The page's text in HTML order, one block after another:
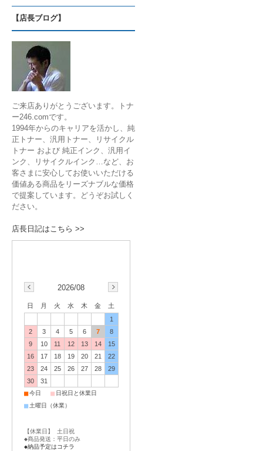
【店長ブログ】
ご来店ありがとうございます。トナ
ー246.comです。
1994年からのキャリアを活かし、純
正トナー、汎用トナー、リサイクル
トナー および 純正インク、汎用イ
ンク、リサイクルインク…など、お
客さまに安心してお使いいただける
価値ある商品をリーズナブルな価格
で提案しています。どうぞお試しく
ださい。
店長日記はこちら >>
2026/08
日 月 火 水 木 金
土
1
2
3 4 5 6 7
8
9
10 11 12 13 14
15
16
17 18 19 20 21
22
23
24 25 26 27 28
29
30
31
■今日 ■ 日祝日と休業日
■ 土曜日（休業）
【休業日】 土日祝
◆商品発送：平日のみ
◆納品予定はコチラ